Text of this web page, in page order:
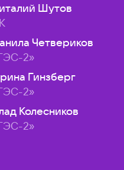
Шутов
Четвериков
2»
Гинзберг
2»
Колесников
2»